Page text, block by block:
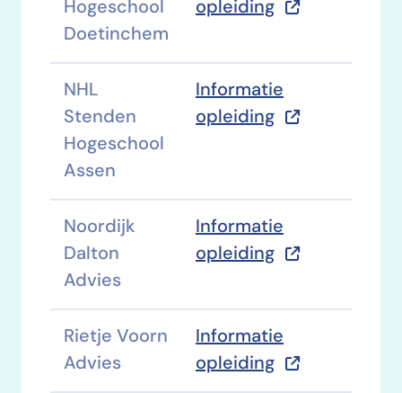
Hogeschool
Doetinchem
opleiding
NHL
Stenden
Hogeschool
Assen
Informatie
opleiding
Noordijk
Dalton
Advies
Informatie
opleiding
Rietje Voorn
Advies
Informatie
opleiding